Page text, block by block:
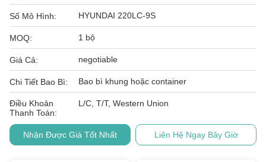
Số Mô Hình: HYUNDAI 220LC-9S
MOQ: 1 bộ
Giá Cả: negotiable
Chi Tiết Bao Bì: Bao bì khung hoặc container
Điều Khoản
Thanh Toán:
L/C, T/T, Western Union
Nhận Được Giá Tốt Nhất Liên Hệ Ngay Bây Giờ